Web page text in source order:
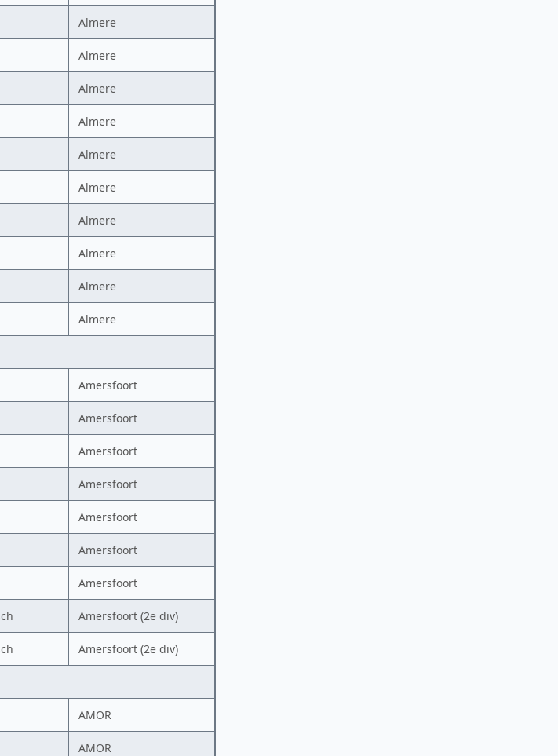
Almere
Almere
Almere
Almere
Almere
Almere
Almere
Almere
Almere
Almere
Amersfoort
Amersfoort
Amersfoort
Amersfoort
Amersfoort
Amersfoort
Amersfoort
Amersfoort (2e div)
Amersfoort (2e div)
AMOR
AMOR